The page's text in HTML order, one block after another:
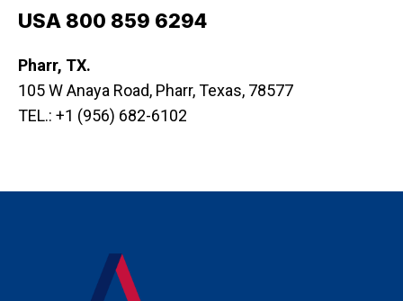
USA 800 859 6294
Pharr, TX.
105 W Anaya Road, Pharr, Texas, 78577
TEL.: +1 (956) 682-6102